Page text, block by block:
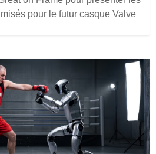
pour le futur casque Valve